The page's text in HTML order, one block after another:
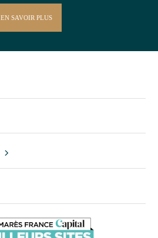
EN SAVOIR PLUS